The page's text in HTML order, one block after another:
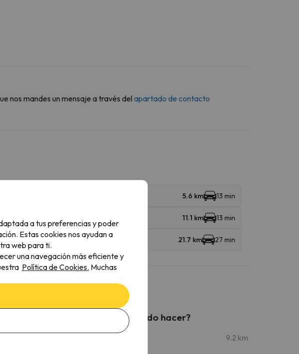
nos mandes un mensaje a través del apartado de contacto
5.6 km 13 min
11.1 km 13 min
21.7 km 27 min
¿Qué más puedo hacer?
9.2 km
a tus preferencias y poder
Estas cookies nos ayudan a
web para ti.
una navegación más eficiente y
Política de Cookies. Muchas